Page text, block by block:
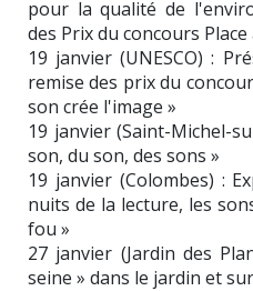
pour la qualité de
des Prix du concours Place
19 janvier (UNESCO) :
remise des prix du
son crée l'image »
19 janvier (Saint-Michel-
son, du son, des sons »
19 janvier (Colombes) :
nuits de la lecture, les
fou »
27 janvier (Jardin des
seine » dans le jardin et